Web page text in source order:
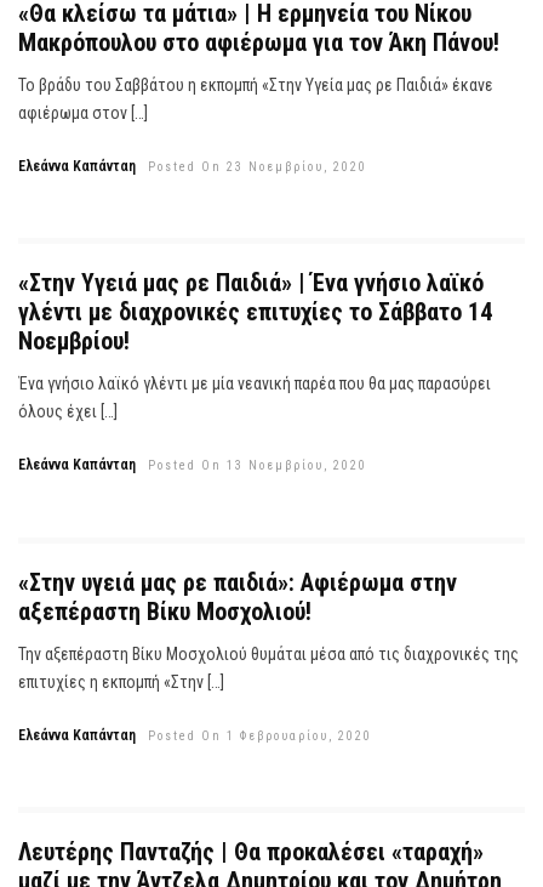
«Θα κλείσω τα μάτια» | Η ερμηνεία του Νίκου
Μακρόπουλου στο αφιέρωμα για τον Άκη Πάνου!
Το βράδυ του Σαββάτου η εκπομπή «Στην Υγεία μας ρε Παιδιά» έκανε
αφιέρωμα στον […]
Ελεάννα Καπάνταη Posted On 23 Νοεμβρίου, 2020
«Στην Υγειά μας ρε Παιδιά» | Ένα γνήσιο λαϊκό
γλέντι με διαχρονικές επιτυχίες το Σάββατο 14
Νοεμβρίου!
Ένα γνήσιο λαϊκό γλέντι με μία νεανική παρέα που θα μας παρασύρει
όλους έχει […]
Ελεάννα Καπάνταη Posted On 13 Νοεμβρίου, 2020
«Στην υγειά μας ρε παιδιά»: Αφιέρωμα στην
αξεπέραστη Βίκυ Μοσχολιού!
Την αξεπέραστη Βίκυ Μοσχολιού θυμάται μέσα από τις διαχρονικές της
επιτυχίες η εκπομπή «Στην […]
Ελεάννα Καπάνταη Posted On 1 Φεβρουαρίου, 2020
Λευτέρης Πανταζής | Θα προκαλέσει «ταραχή»
μαζί με την Άντζελα Δημητρίου και τον Δημήτρη